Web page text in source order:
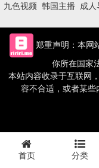
九色视频 韩国主播 成人
郑重声明：本
你所在国家
本站内容收录于互联网
容不合适，或者某
首页 分类